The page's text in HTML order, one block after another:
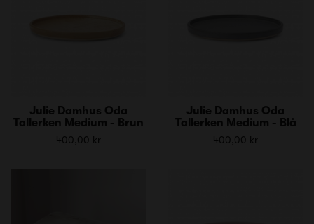
Julie Damhus Oda
Tallerken Medium - Brun
400,00 kr
Julie Damhus Oda
Tallerken Medium - Blå
400,00 kr